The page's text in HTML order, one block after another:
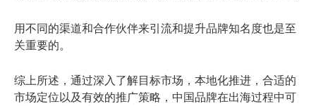
用不同的渠道和合作伙伴来引流和提升品牌知名度也是至
关重要的。
综上所述，通过深入了解目标市场，本地化推进，合适的
市场定位以及有效的推广策略，中国品牌在出海过程中可